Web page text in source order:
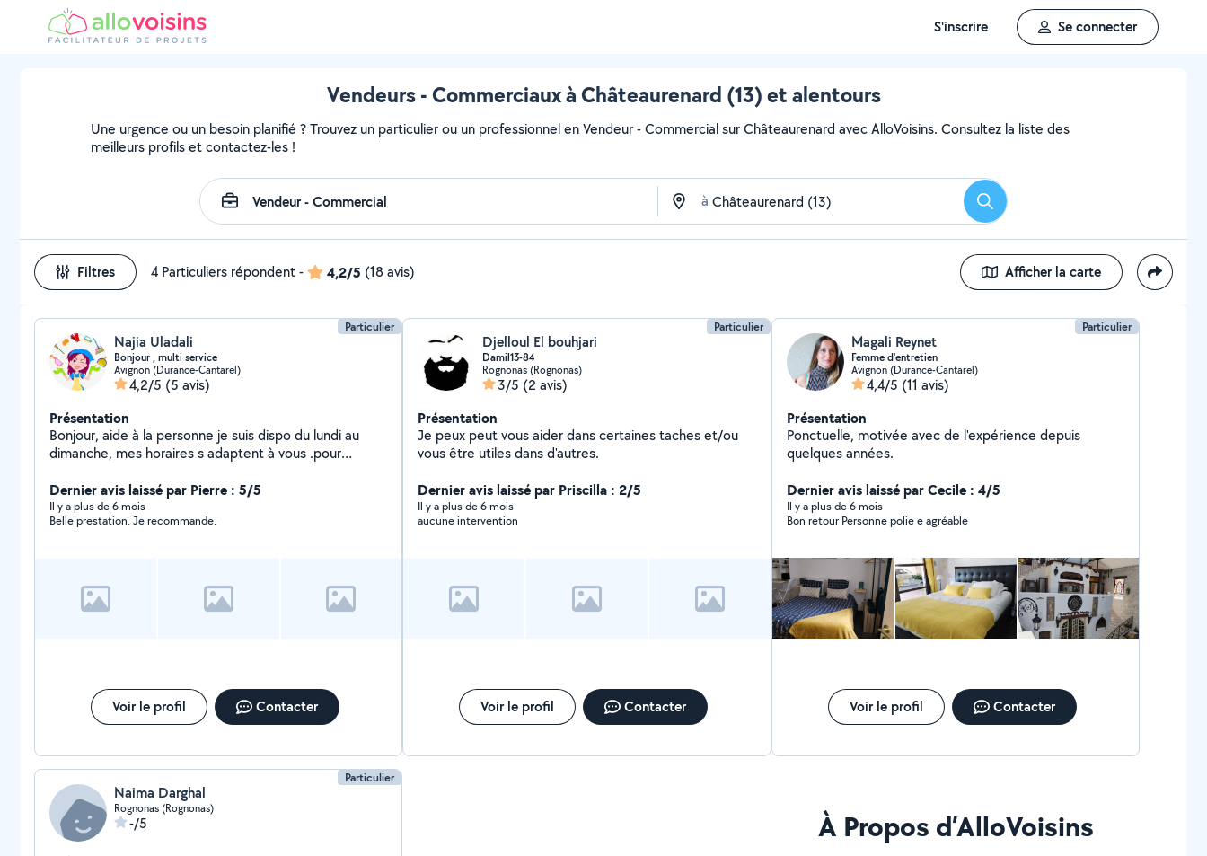
S'inscrire Se connecter
Vendeurs - Commerciaux à Châteaurenard (13) et alentours
Une urgence ou un besoin planifié ? Trouvez un particulier ou un professionnel en Vendeur - Commercial sur Châteaurenard avec AlloVoisins. Consultez la liste des
meilleurs profils et contactez-les !
à Rechercher
Filtres 4 Particuliers répondent- 4,2/5 (18 avis) Afficher la carte
Particulier
Najia Uladali
Bonjour , multi service
Avignon (Durance-Cantarel)
4,2/5 (5 avis)
Présentation
Bonjour, aide à la personne je suis dispo du lundi au
dimanche, mes horaires s adaptent à vous .pour
Dernier avis laissé par Pierre : 5/5
Il y a plus de 6 mois
Belle prestation. Je recommande.
Voir le profil Contacter
Particulier
Djelloul El bouhjari
Damil13-84
Rognonas (Rognonas)
3/5 (2 avis)
Présentation
Je peux peut vous aider dans certaines taches et/ou
vous être utiles dans d'autres.
Dernier avis laissé par Priscilla : 2/5
Il y a plus de 6 mois
aucune intervention
Voir le profil Contacter
Particulier
Magali Reynet
Femme d'entretien
Avignon (Durance-Cantarel)
4,4/5 (11 avis)
Présentation
Ponctuelle, motivée avec de l'expérience depuis
quelques années.
Dernier avis laissé par Cecile : 4/5
Il y a plus de 6 mois
Bon retour Personne polie e agréable
Voir le profil Contacter
Particulier
Naima Darghal
Rognonas (Rognonas)
-/5 À Propos d’AlloVoisins